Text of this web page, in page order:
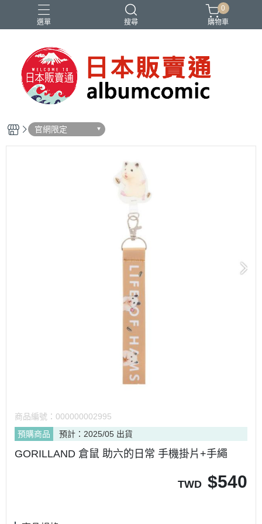
選單 搜尋
Ado IDOLiSH7 バンドリ 刀劍亂舞 妮姬
0
購物車
官網限定
商品編號： 000000002995
預購商品
預計：2025/05 出貨
GORILLAND 倉鼠 助六的日常 手機掛片+手繩
TWD $540